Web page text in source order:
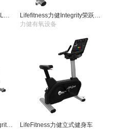
LIFEFITNESS力健商用SL楼梯机登山机爬楼机95PS
Lifefitness力健Integrity荣跃椭圆机
力健有氧设备
力健LifeFitness荣跃Integrity商用卧式健身车SL
LifeFitness力健立式健身车